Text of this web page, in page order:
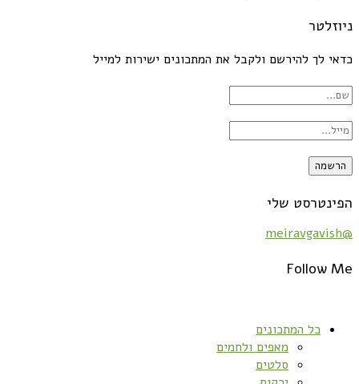
ניוזלטר
כדאי לך להירשם ולקבל את המתכונים ישירות למייל
הפינטרסט שלי
@meiravgavish
Follow Me
כל המתכונים
מאפים ולחמים
סלטים